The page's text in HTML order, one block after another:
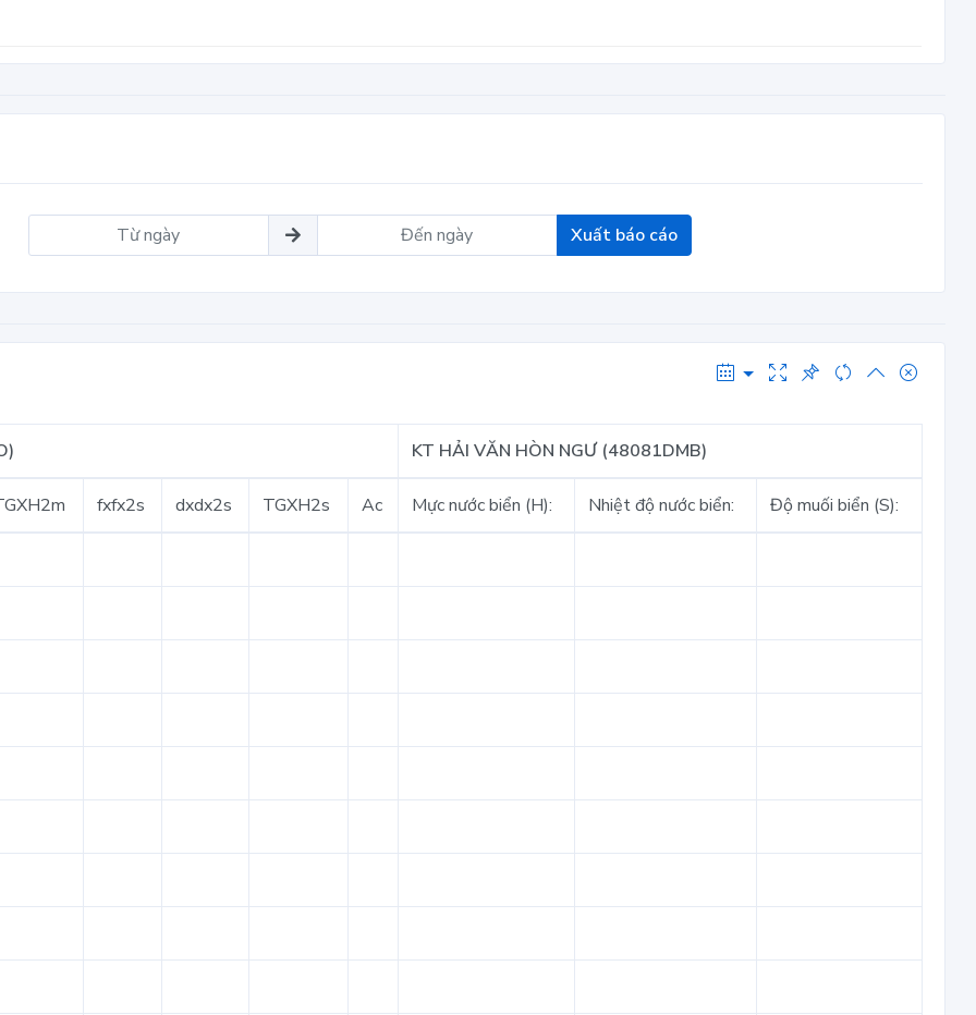
Xuất báo cáo
KT HẢI VĂN HÒN NGƯ (48081DMB)
fxfx2s dxdx2s TGXH2s Ac Mực nước biển (H): Nhiệt độ nước biển: Độ muối biển (S):